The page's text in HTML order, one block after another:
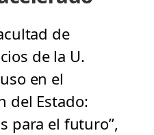
de
de la U.
en el
del Estado:
para el futuro”,